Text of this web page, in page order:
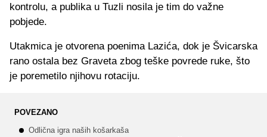
kontrolu, a publika u Tuzli nosila je tim do važne
pobjede.
Utakmica je otvorena poenima Lazića, dok je Švicarska
rano ostala bez Graveta zbog teške povrede ruke, što
je poremetilo njihovu rotaciju.
POVEZANO
Odlična igra naših košarkaša